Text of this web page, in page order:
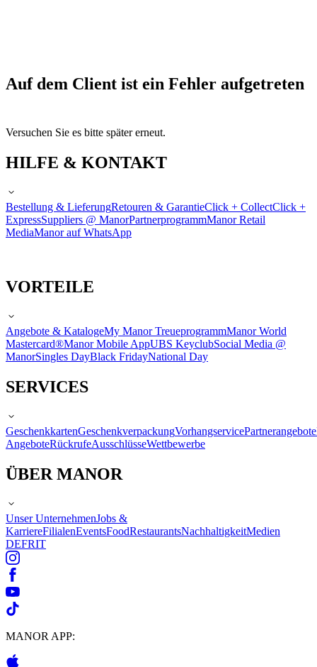
Auf dem Client ist ein Fehler aufgetreten
Versuchen Sie es bitte später erneut.
HILFE & KONTAKT
Bestellung & LieferungRetouren & GarantieClick + CollectClick +
ExpressSuppliers @ ManorPartnerprogrammManor Retail
MediaManor auf WhatsApp
VORTEILE
Angebote & KatalogeMy Manor TreueprogrammManor World
Mastercard®Manor Mobile AppUBS KeyclubSocial Media @
ManorSingles DayBlack FridayNational Day
SERVICES
GeschenkkartenGeschenkverpackungVorhangservicePartnerangebote
AngeboteRückrufeAusschlüsseWettbewerbe
ÜBER MANOR
Unser UnternehmenJobs &
KarriereFilialenEventsFoodRestaurantsNachhaltigkeitMedien
DEFRIT
MANOR APP: